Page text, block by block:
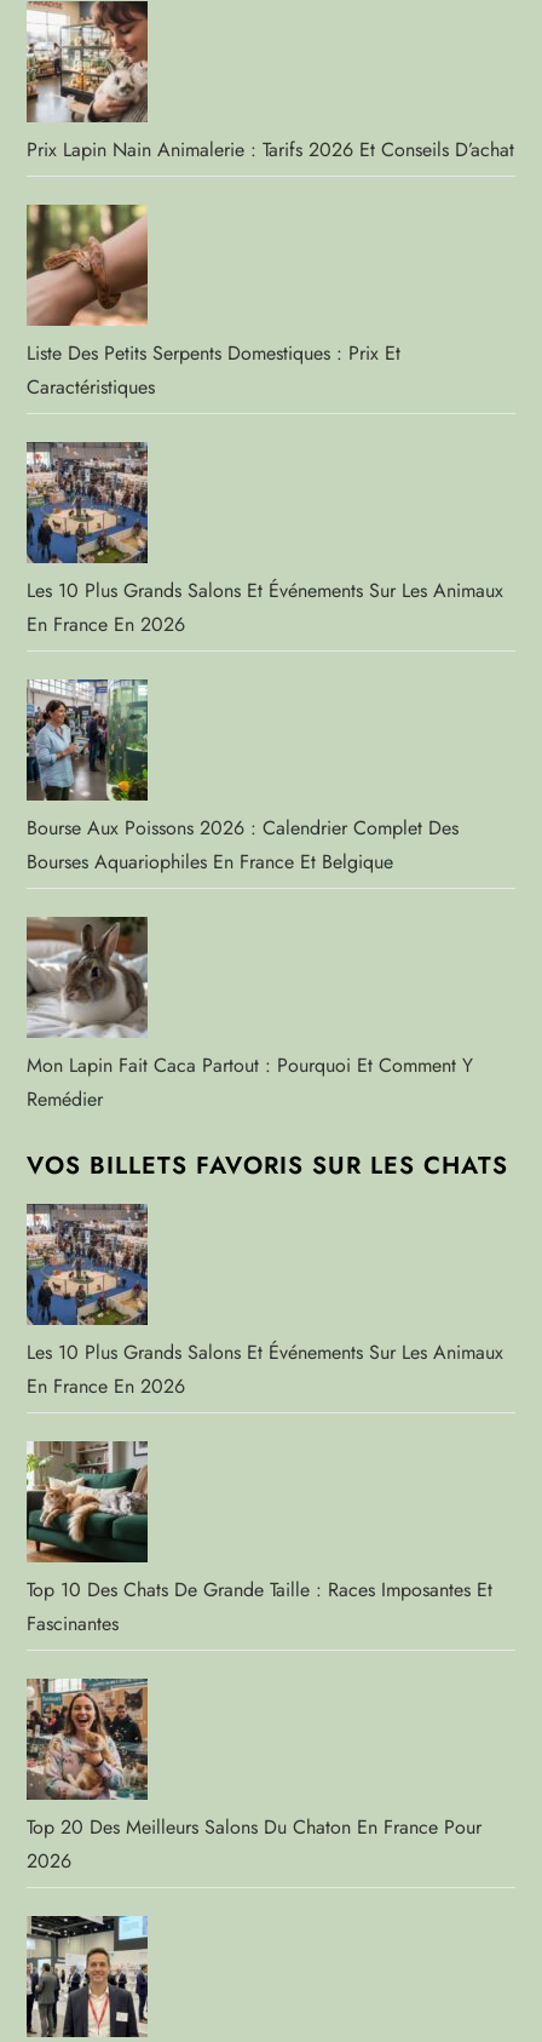
Prix Lapin Nain Animalerie : Tarifs 2026 Et Conseils D’achat
Liste Des Petits Serpents Domestiques : Prix Et
Caractéristiques
Les 10 Plus Grands Salons Et Événements Sur Les Animaux
En France En 2026
Bourse Aux Poissons 2026 : Calendrier Complet Des
Bourses Aquariophiles En France Et Belgique
Mon Lapin Fait Caca Partout : Pourquoi Et Comment Y
Remédier
VOS BILLETS FAVORIS SUR LES CHATS
Les 10 Plus Grands Salons Et Événements Sur Les Animaux
En France En 2026
Top 10 Des Chats De Grande Taille : Races Imposantes Et
Fascinantes
Top 20 Des Meilleurs Salons Du Chaton En France Pour
2026